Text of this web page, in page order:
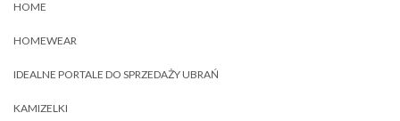
HOME
HOMEWEAR
IDEALNE PORTALE DO SPRZEDAŻY UBRAŃ
KAMIZELKI